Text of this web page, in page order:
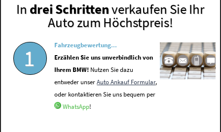
In drei Schrittenverkaufen Sie Ihr
Auto zum Höchstpreis!
1
Fahrzeugbewertung...
Erzählen Sie uns unverbindlich von
Ihrem BMW! Nutzen Sie dazu
entweder unserAuto Ankauf Formular,
oder kontaktieren Sie uns bequem per
WhatsApp!